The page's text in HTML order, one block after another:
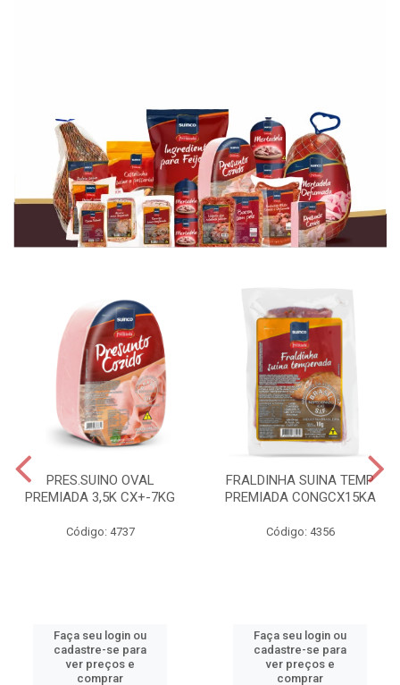
PRES.SUINO OVAL
PREMIADA 3,5K CX+-7KG
Código: 4737
Faça seu login ou
cadastre-se para
ver preços e
comprar
FRALDINHA SUINA TEMP
PREMIADA CONGCX15KA
Código: 4356
Faça seu login ou
cadastre-se para
ver preços e
comprar